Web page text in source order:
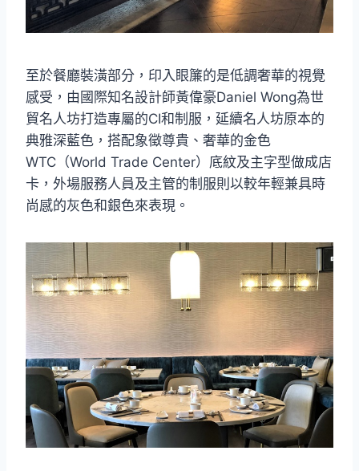
至於餐廳裝潢部分，印入眼簾的是低調奢華的視覺
感受，由國際知名設計師黃偉豪Daniel Wong為世
貿名人坊打造專屬的CI和制服，延續名人坊原本的
典雅深藍色，搭配象徵尊貴、奢華的金色
WTC（World Trade Center）底紋及主字型做成店
卡，外場服務人員及主管的制服則以較年輕兼具時
尚感的灰色和銀色來表現。